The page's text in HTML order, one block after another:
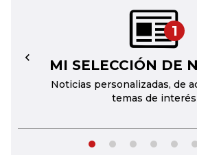
1
MI SELECCIÓN DE
Noticias personalizadas, de
temas de interés
←